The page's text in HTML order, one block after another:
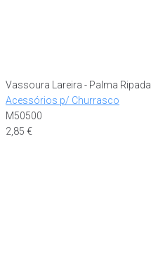
Vassoura Lareira - Palma Ripada
Acessórios p/ Churrasco
M50500
2,85 €